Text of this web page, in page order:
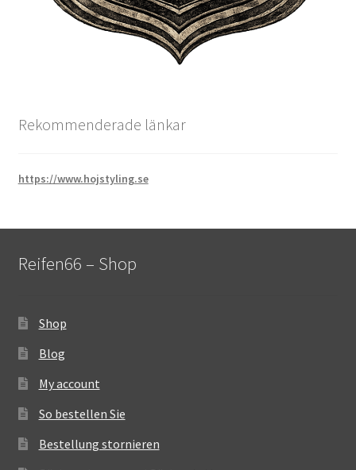
Rekommenderade länkar
https://www.hojstyling.se
Reifen66 – Shop
Shop
Blog
My account
So bestellen Sie
Bestellung stornieren